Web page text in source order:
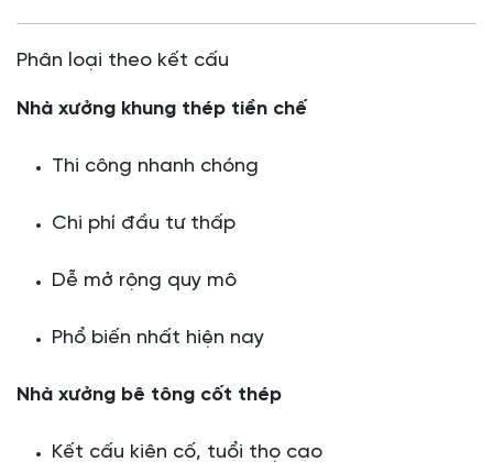
Phân loại theo kết cấu
Nhà xưởng khung thép tiền chế
Thi công nhanh chóng
Chi phí đầu tư thấp
Dễ mở rộng quy mô
Phổ biến nhất hiện nay
Nhà xưởng bê tông cốt thép
Kết cấu kiên cố, tuổi thọ cao